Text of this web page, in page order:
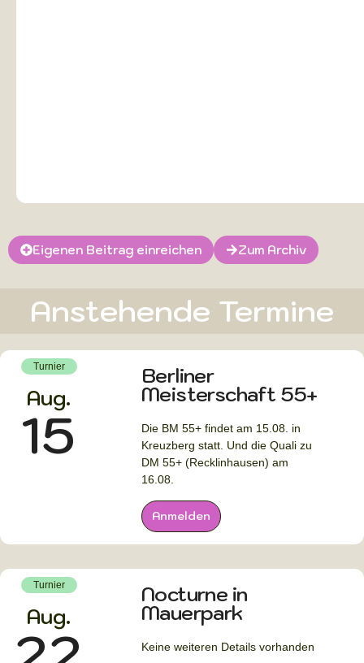
Eigenen Beitrag einreichen Zum Archiv
Anstehende Termine
Turnier
Aug.
15
Berliner
Meisterschaft 55+
Die BM 55+ findet am 15.08. in
Kreuzberg statt. Und die Quali zu
DM 55+ (Recklinhausen) am
16.08.
Anmelden
Turnier
Aug.
Nocturne in
Mauerpark
Keine weiteren Details vorhanden